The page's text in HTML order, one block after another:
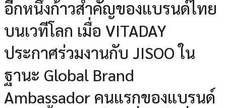
อีกหนึ่งก้าวสำคัญของแบรนด์ไทย
บนเวทีโลก เมื่อ VITADAY
ประกาศร่วมงานกับ JISOO ใน
ฐานะ Global Brand
Ambassador คนแรกของแบรนด์